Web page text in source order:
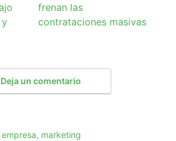
y
frenan las
contrataciones masivas
Deja un comentario
empresa, marketing